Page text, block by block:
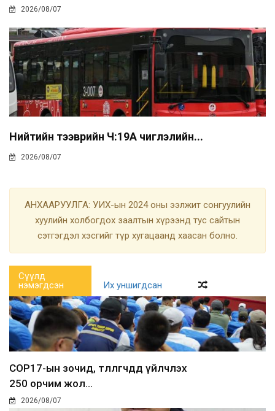
2026/08/07
Нийтийн тээврийн Ч:19А чиглэлийн...
2026/08/07
АНХААРУУЛГА: УИХ-ын 2024 оны ээлжит сонгуулийн
хуулийн холбогдох заалтын хүрээнд тус сайтын
сэтгэгдэл хэсгийг түр хугацаанд хаасан болно.
Сүүлд
нэмэгдсэн
Их уншигдсан
COP17-ын зочид, төлөөлөгчдөд үйлчлэх
250 орчим жол...
2026/08/07